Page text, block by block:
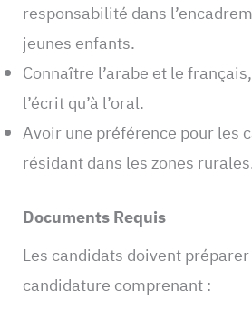
responsabilité dans
jeunes enfants.
Connaître l’arabe et le
l’écrit qu’à l’oral.
Avoir une préférence pour les
résidant dans les zones
Documents Requis
Les candidats doivent
candidature comprenant :